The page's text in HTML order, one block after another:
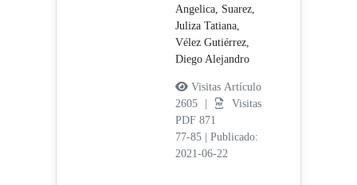
Angelica, Suarez,
Juliza Tatiana,
Vélez Gutiérrez,
Diego Alejandro
Visitas Artículo
2605 |
Visitas
PDF 871
77-85
Publicado:
2021-06-22